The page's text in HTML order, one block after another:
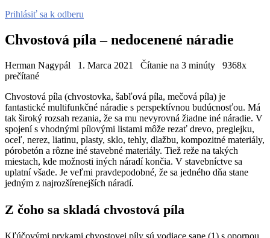
Prihlásiť sa k odberu
Chvostová píla – nedocenené náradie
Herman Nagypál 1. Marca 2021 Čítanie na 3 minúty
9368x
prečítané
Chvostová píla (chvostovka, šabľová píla, mečová píla) je
fantastické multifunkčné náradie s perspektívnou budúcnosťou. Má
tak široký rozsah rezania, že sa mu nevyrovná žiadne iné náradie. V
spojení s vhodnými pílovými listami môže rezať drevo, preglejku,
oceľ, nerez, liatinu, plasty, sklo, tehly, dlažbu, kompozitné materiály,
pórobetón a rôzne iné stavebné materiály. Tiež reže na takých
miestach, kde možnosti iných náradí končia. V stavebníctve sa
uplatní všade. Je veľmi pravdepodobné, že sa jedného dňa stane
jedným z najrozšírenejších náradí.
Z čoho sa skladá chvostová píla
Kľúčovými prvkami chvostovej píly sú vodiace sane (1) s opornou